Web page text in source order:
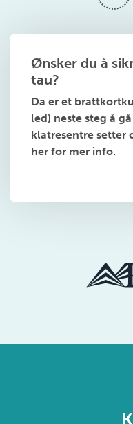
Ønsker du å
tau?
Da er et
led) neste steg å
klatresentre setter
her for mer info.